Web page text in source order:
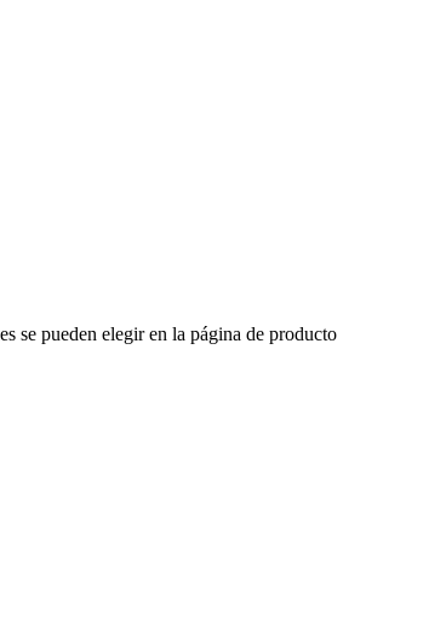
se pueden elegir en la página de producto